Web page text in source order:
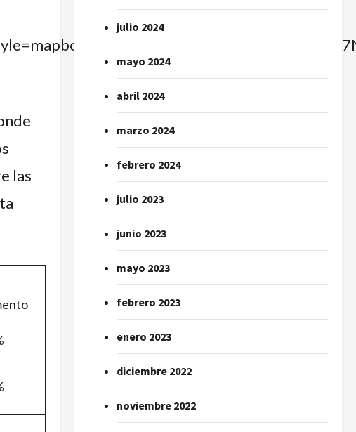
las
julio 2024
mayo 2024
abril 2024
marzo 2024
febrero 2024
julio 2023
junio 2023
mayo 2023
febrero 2023
enero 2023
diciembre 2022
noviembre 2022